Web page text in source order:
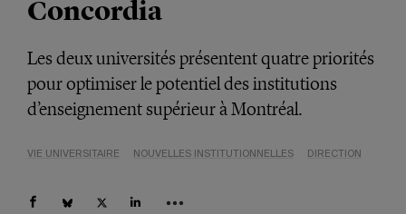
Concordia
Les deux universités présentent quatre priorités
pour optimiser le potentiel des institutions
d’enseignement supérieur à Montréal.
VIE UNIVERSITAIRE NOUVELLES INSTITUTIONNELLES DIRECTION